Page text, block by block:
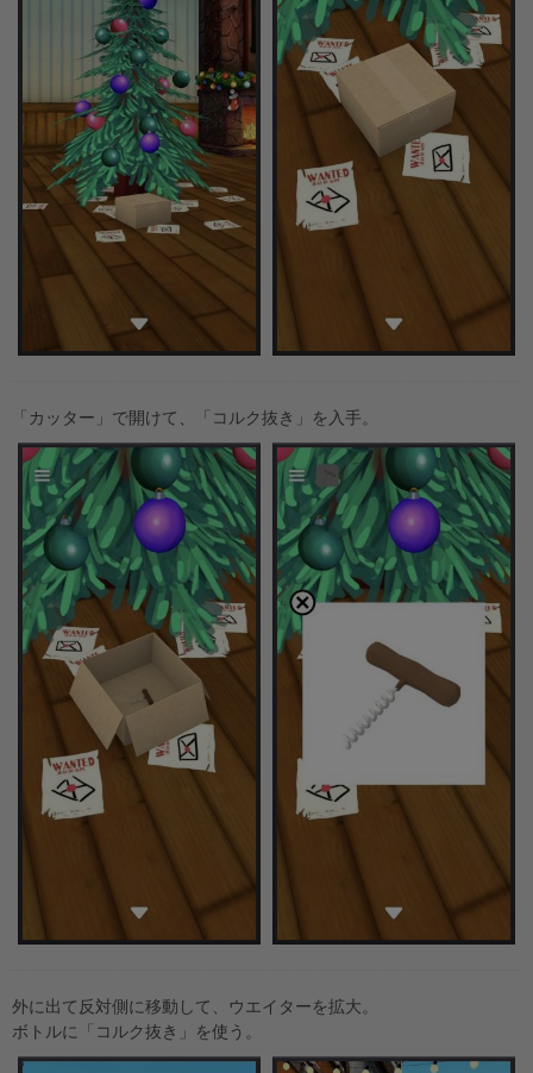
「カッター」で開けて、「コルク抜き」を入手。
外に出て反対側に移動して、ウエイターを拡大。
ボトルに「コルク抜き」を使う。